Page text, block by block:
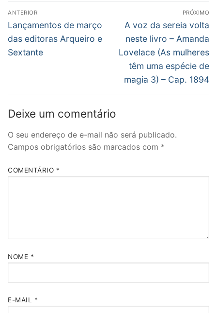
Navegação
de
Post
ANTERIOR
Post
anterior:
Lançamentos de março
das editoras Arqueiro e
Sextante
PRÓXIMO
Próximo
post:
A voz da sereia volta
neste livro – Amanda
Lovelace (As mulheres
têm uma espécie de
magia 3) – Cap. 1894
Deixe um comentário
O seu endereço de e-mail não será publicado.
Campos obrigatórios são marcados com *
COMENTÁRIO *
NOME *
E-MAIL *